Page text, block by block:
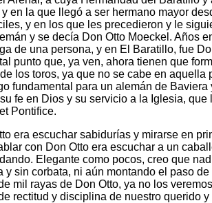
en la que llegó a ser hermano mayor
y en los que les precedieron y le
y se decía Don Otto Moeckel. Años
de una persona, y en El Baratillo, fue
punto que, ya ven, ahora tienen que
los toros, ya que no se cabe en aquella
fundamental para un alemán de
fe en Dios y su servicio a la Iglesia, que
Pontifice.
era escuchar sabidurías y mirarse en
con Don Otto era escuchar a un
Elegante como pocos, creo que
y sin corbata, ni aún montando el paso
mil rayas de Don Otto, ya no los
rectitud y disciplina de nuestro querido